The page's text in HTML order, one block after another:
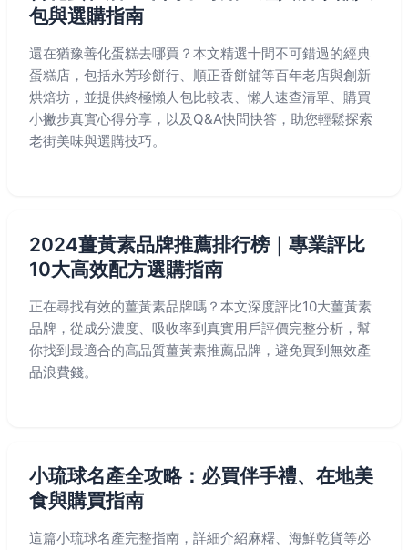
包與選購指南
還在猶豫善化蛋糕去哪買？本文精選十間不可錯過的經典
蛋糕店，包括永芳珍餅行、順正香餅舖等百年老店與創新
烘焙坊，並提供終極懶人包比較表、懶人速查清單、購買
小撇步真實心得分享，以及Q&A快問快答，助您輕鬆探索
老街美味與選購技巧。
2024薑黃素品牌推薦排行榜｜專業評比
10大高效配方選購指南
正在尋找有效的薑黃素品牌嗎？本文深度評比10大薑黃素
品牌，從成分濃度、吸收率到真實用戶評價完整分析，幫
你找到最適合的高品質薑黃素推薦品牌，避免買到無效產
品浪費錢。
小琉球名產全攻略：必買伴手禮、在地美
食與購買指南
這篇小琉球名產完整指南，詳細介紹麻糬、海鮮乾貨等必